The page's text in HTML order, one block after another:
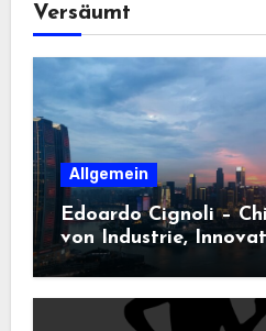
Versäumt
Allgemein
Edoardo Cignoli –
von Industrie,
Technologie